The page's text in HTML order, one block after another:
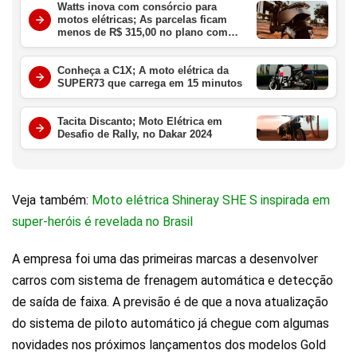
Watts inova com consórcio para
motos elétricas; As parcelas ficam
menos de R$ 315,00 no plano com
uma bateria
Conheça a C1X; A moto elétrica da
SUPER73 que carrega em 15 minutos
Tacita Discanto; Moto Elétrica em
Desafio de Rally, no Dakar 2024
Veja também: Moto elétrica Shineray SHE S inspirada em
super-heróis é revelada no Brasil
A empresa foi uma das primeiras marcas a desenvolver
carros com sistema de frenagem automática e detecção
de saída de faixa. A previsão é de que a nova atualização
do sistema de piloto automático já chegue com algumas
novidades nos próximos lançamentos dos modelos Gold